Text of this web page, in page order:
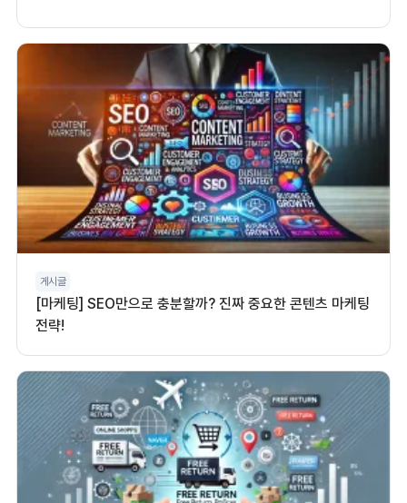
게시글
[마케팅] SEO만으로 충분할까? 진짜 중요한 콘텐츠 마케팅
전략!